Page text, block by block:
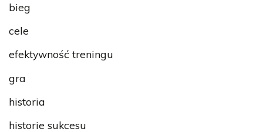
bieg
cele
efektywność treningu
gra
historia
historie sukcesu